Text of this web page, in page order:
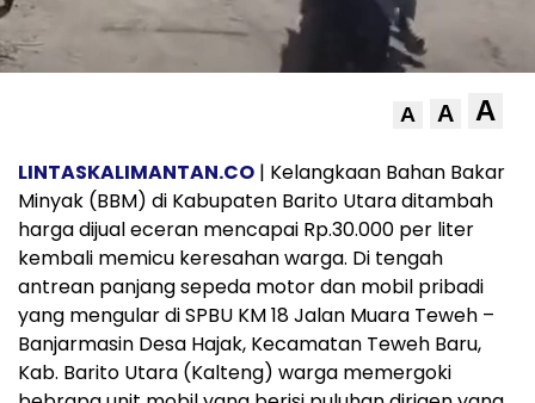
A A A
LINTASKALIMANTAN.CO | Kelangkaan Bahan Bakar
Minyak (BBM) di Kabupaten Barito Utara ditambah
harga dijual eceran mencapai Rp.30.000 per liter
kembali memicu keresahan warga. Di tengah
antrean panjang sepeda motor dan mobil pribadi
yang mengular di SPBU KM 18 Jalan Muara Teweh –
Banjarmasin Desa Hajak, Kecamatan Teweh Baru,
Kab. Barito Utara (Kalteng) warga memergoki